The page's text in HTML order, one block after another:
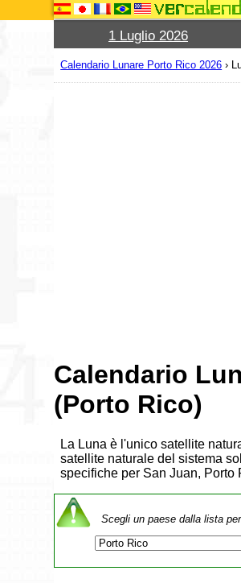
1 Luglio 2026
Calendario Lunare Porto Rico 2026 ›
Calendario
(Porto Rico)
La Luna è l'unico satellite
satellite naturale del sistema
specifiche per San Juan,
Scegli un paese dalla lista